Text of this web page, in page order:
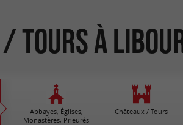
Tours à
Abbayes, Églises,
Monastères, Prieurés
Châteaux / Tours